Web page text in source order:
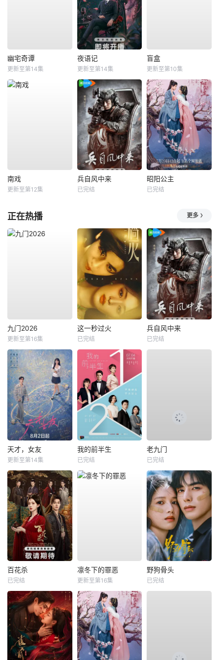
幽宅奇谭
更新至第14集
夜语记
更新至第14集
盲盒
更新至第10集
南戏
更新至第12集
兵自风中来
已完结
昭阳公主
已完结
正在热播 更多
九门2026
更新至第16集
这一秒过火
已完结
兵自风中来
已完结
天才，女友
更新至第14集
我的前半生
已完结
老九门
已完结
百花杀
已完结
凛冬下的罪恶
更新至第16集
野狗骨头
已完结